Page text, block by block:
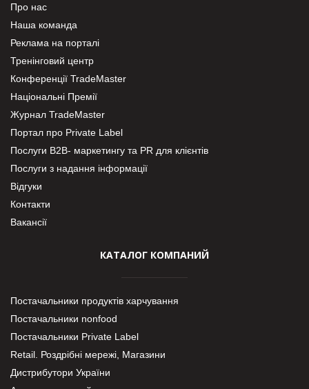
Про нас
Наша команда
Реклама на порталі
Тренінговий центр
Конференції TradeMaster
Національні Премії
Журнал TradeMaster
Портал про Private Label
Послуги В2В- маркетингу та PR для клієнтів
Послуги з надання інформації
Відгуки
Контакти
Вакансії
КАТАЛОГ КОМПАНИЙ
Постачальники продуктів харчування
Постачальники nonfood
Постачальники Private Label
Retail. Роздрібні мережі, Магазини
Дистрибутори України